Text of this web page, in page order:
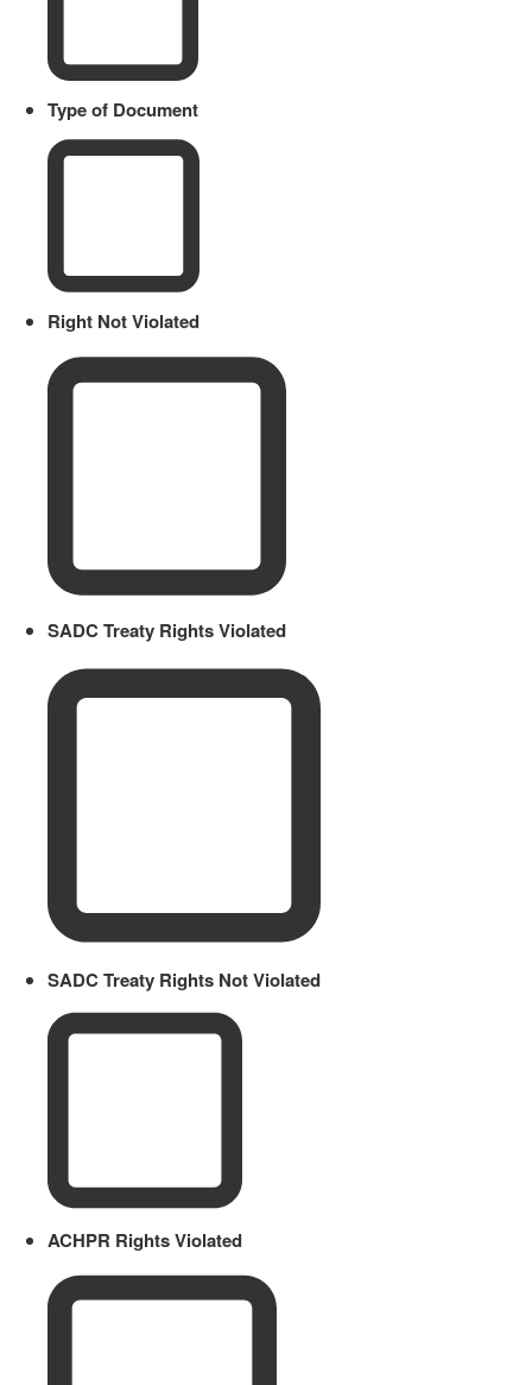
Type of Document
Right Not Violated
SADC Treaty Rights Violated
SADC Treaty Rights Not Violated
ACHPR Rights Violated